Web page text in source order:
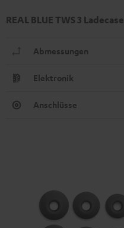
REAL BLUE TWS 3 Ladecase
Abmessungen
Elektronik
Anschlüsse